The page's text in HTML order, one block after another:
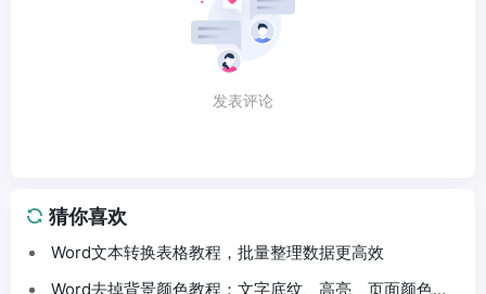
发表评论
猜你喜欢
Word文本转换表格教程，批量整理数据更高效
Word去掉背景颜色教程：文字底纹、高亮、页面颜色这